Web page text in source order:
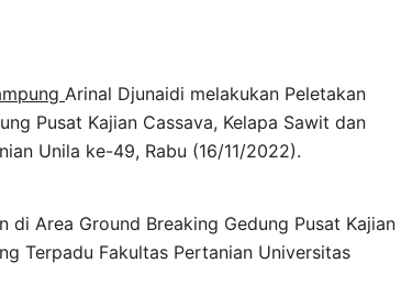
Arinal Djunaidi melakukan Peletakan
Pusat Kajian Cassava, Kelapa Sawit dan
Unila ke-49, Rabu (16/11/2022).
Area Ground Breaking Gedung Pusat Kajian
Terpadu Fakultas Pertanian Universitas